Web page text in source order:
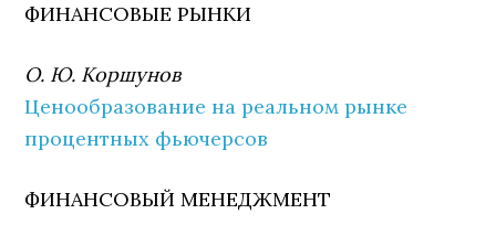
ФИНАНСОВЫЕ РЫНКИ
О. Ю. Коршунов
Ценообразование на реальном рынке
процентных фьючерсов
ФИНАНСОВЫЙ МЕНЕДЖМЕНТ